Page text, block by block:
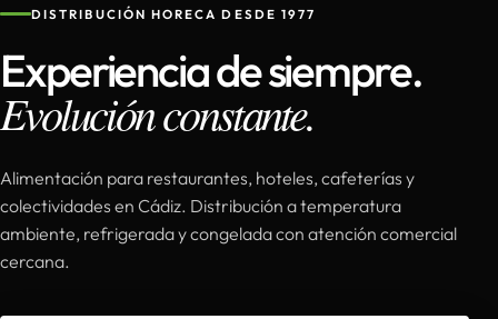
DISTRIBUCIÓN HORECA DESDE 1977
Experiencia de siempre.
Evolución constante.
Alimentación para restaurantes, hoteles, cafeterías y
colectividades en Cádiz. Distribución a temperatura
ambiente, refrigerada y congelada con atención comercial
cercana.